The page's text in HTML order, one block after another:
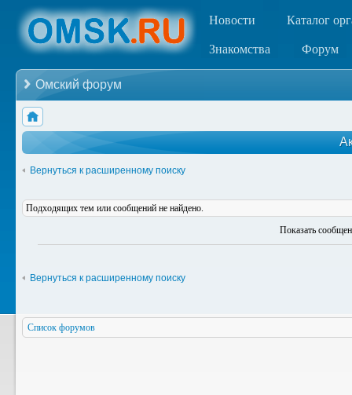
Новости Каталог
Знакомства Форум
Омский форум
Вернуться к расширенному поиску
Подходящих тем или сообщений не найдено.
Показать
Вернуться к расширенному поиску
Список форумов